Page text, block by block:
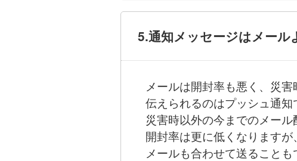
5.通知メッセージはメール
メールは開封率も悪く、災
伝えられるのはプッシュ通知
災害時以外の今までのメー
開封率は更に低くなります
メールも合わせて送ることも